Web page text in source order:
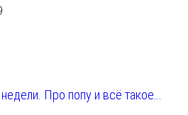
Про попу и всё такое…